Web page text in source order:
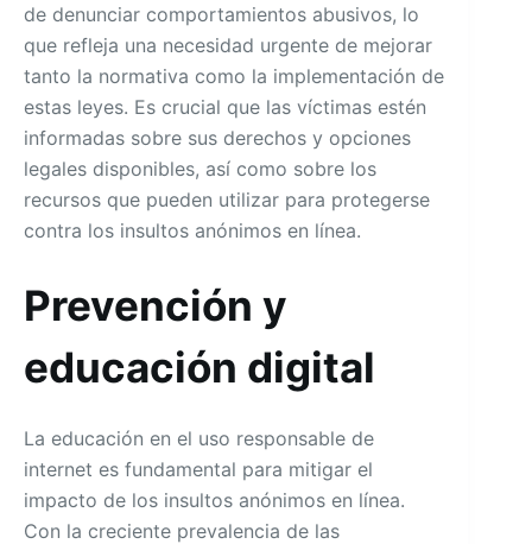
de denunciar comportamientos abusivos, lo
que refleja una necesidad urgente de mejorar
tanto la normativa como la implementación de
estas leyes. Es crucial que las víctimas estén
informadas sobre sus derechos y opciones
legales disponibles, así como sobre los
recursos que pueden utilizar para protegerse
contra los insultos anónimos en línea.
Prevención y
educación digital
La educación en el uso responsable de
internet es fundamental para mitigar el
impacto de los insultos anónimos en línea.
Con la creciente prevalencia de las